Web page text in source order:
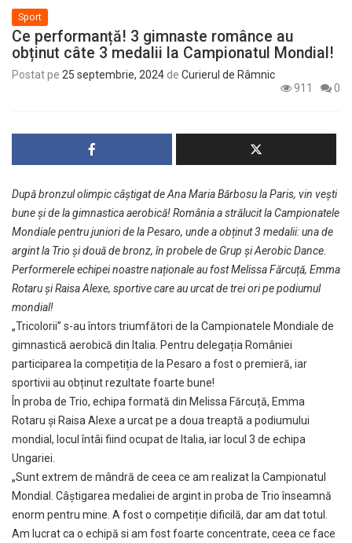
Sport
Ce performanță! 3 gimnaste românce au
obținut câte 3 medalii la Campionatul Mondial!
Postat pe 25 septembrie, 2024 de Curierul de Râmnic
911
0
După bronzul olimpic câștigat de Ana Maria Bărbosu la Paris, vin vești
bune și de la gimnastica aerobică! România a strălucit la Campionatele
Mondiale pentru juniori de la Pesaro, unde a obținut 3 medalii: una de
argint la Trio și două de bronz, în probele de Grup și Aerobic Dance.
Performerele echipei noastre naționale au fost Melissa Fărcuță, Emma
Rotaru și Raisa Alexe, sportive care au urcat de trei ori pe podiumul
mondial!
„Tricolorii” s-au întors triumfători de la Campionatele Mondiale de
gimnastică aerobică din Italia. Pentru delegația României
participarea la competiția de la Pesaro a fost o premieră, iar
sportivii au obținut rezultate foarte bune!
În proba de Trio, echipa formată din Melissa Fărcuță, Emma
Rotaru și Raisa Alexe a urcat pe a doua treaptă a podiumului
mondial, locul întâi fiind ocupat de Italia, iar locul 3 de echipa
Ungariei.
„Sunt extrem de mândră de ceea ce am realizat la Campionatul
Mondial. Câștigarea medaliei de argint in proba de Trio înseamnă
enorm pentru mine. A fost o competiție dificilă, dar am dat totul.
Am lucrat ca o echipă si am fost foarte concentrate, ceea ce face